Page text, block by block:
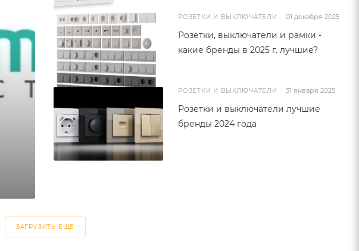
РОЗЕТКИ И ВЫКЛЮЧАТЕЛИ 01 декабря 2025
Розетки, выключатели и рамки -
какие бренды в 2025 г. лучшие?
РОЗЕТКИ И ВЫКЛЮЧАТЕЛИ 31 января 2025
Розетки и выключатели лучшие
бренды 2024 года
ЗАГРУЗИТЬ ЕЩЕ